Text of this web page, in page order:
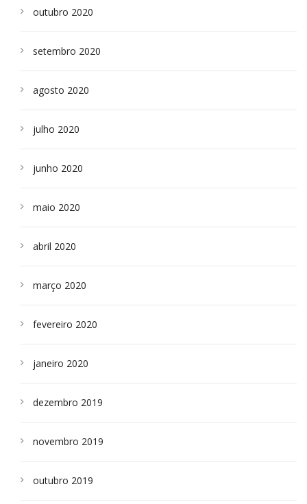
outubro 2020
setembro 2020
agosto 2020
julho 2020
junho 2020
maio 2020
abril 2020
março 2020
fevereiro 2020
janeiro 2020
dezembro 2019
novembro 2019
outubro 2019